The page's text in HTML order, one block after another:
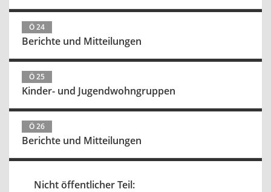
Ö 24
Berichte und Mitteilungen
Ö 25
Kinder- und Jugendwohngruppen
Ö 26
Berichte und Mitteilungen
Nicht öffentlicher Teil: